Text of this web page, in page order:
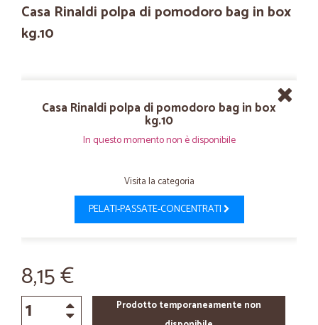
Casa Rinaldi polpa di pomodoro bag in box
kg.10
Casa Rinaldi polpa di pomodoro bag in box
kg.10
In questo momento non è disponibile
Visita la categoria
PELATI-PASSATE-CONCENTRATI
8,15 €
Prodotto temporaneamente non